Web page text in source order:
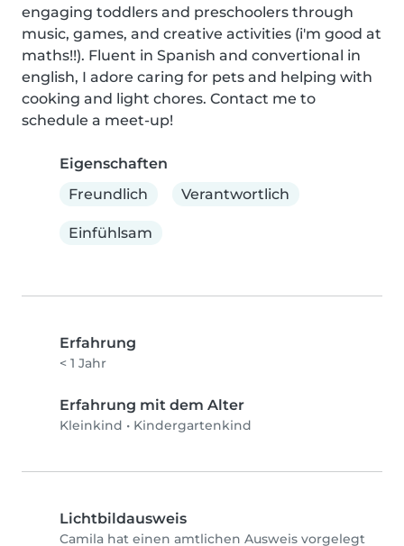
engaging toddlers and preschoolers through
music, games, and creative activities (i'm good at
maths!!). Fluent in Spanish and convertional in
english, I adore caring for pets and helping with
cooking and light chores. Contact me to
schedule a meet-up!
Eigenschaften
Freundlich
Verantwortlich
Einfühlsam
Erfahrung
< 1 Jahr
Erfahrung mit dem Alter
Kleinkind • Kindergartenkind
Lichtbildausweis
Camila hat einen amtlichen Ausweis vorgelegt